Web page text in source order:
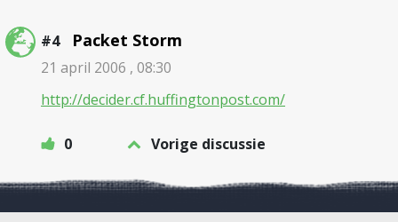
#4 Packet Storm
21 april 2006 , 08:30
http://decider.cf.huffingtonpost.com/
0 Vorige discussie